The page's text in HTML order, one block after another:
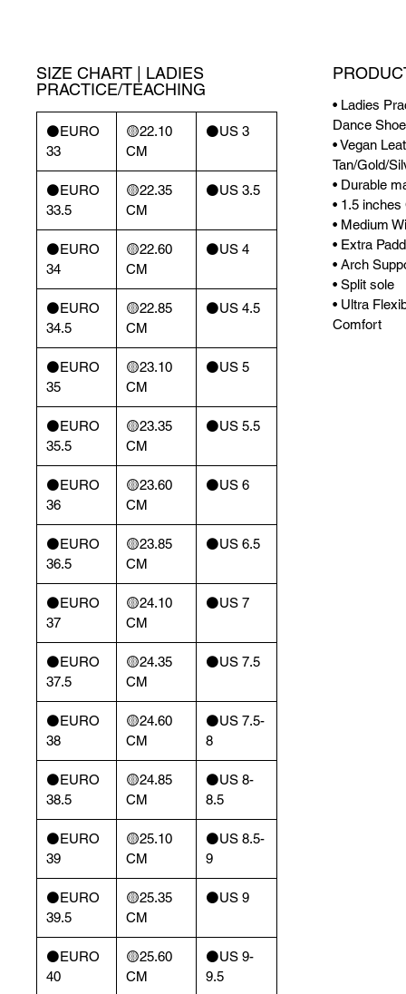
SIZE CHART | LADIES
PRACTICE/TEACHING
⚫️EURO
33
🟡22.10
CM
⚫️US 3
⚫️EURO
33.5
🟡22.35
CM
⚫️US 3.5
⚫️EURO
34
🟡22.60
CM
⚫️US 4
⚫️EURO
34.5
🟡22.85
CM
⚫️US 4.5
⚫️EURO
35
🟡23.10
CM
⚫️US 5
⚫️EURO
35.5
🟡23.35
CM
⚫️US 5.5
⚫️EURO
36
🟡23.60
CM
⚫️US 6
⚫️EURO
36.5
🟡23.85
CM
⚫️US 6.5
⚫️EURO
37
🟡24.10
CM
⚫️US 7
⚫️EURO
37.5
🟡24.35
CM
⚫️US 7.5
⚫️EURO
38
🟡24.60
CM
⚫️US 7.5-
8
⚫️EURO
38.5
🟡24.85
CM
⚫️US 8-
8.5
⚫️EURO
39
🟡25.10
CM
⚫️US 8.5-
9
⚫️EURO
39.5
🟡25.35
CM
⚫️US 9
⚫️EURO
40
🟡25.60
CM
⚫️US 9-
9.5
• Ladies
Dance
• Vegan
Tan/Gold/
• Durable
• 1.5
• Medium
• Extra
• Arch
• Split sole
• Ultra
Comfort